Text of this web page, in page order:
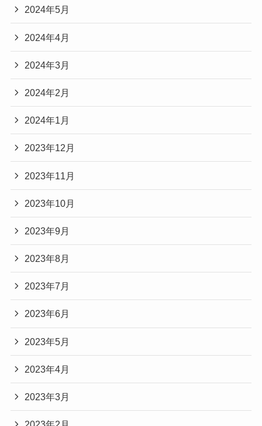
2024年5月
2024年4月
2024年3月
2024年2月
2024年1月
2023年12月
2023年11月
2023年10月
2023年9月
2023年8月
2023年7月
2023年6月
2023年5月
2023年4月
2023年3月